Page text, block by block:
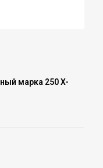
марка 250 X-